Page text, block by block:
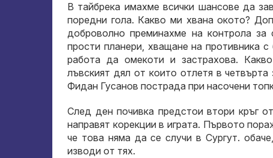
В тайбрека имахме всички шансове да
поредни гола. Какво ми хвана окото?
доброволно преминахме на контрола
прости планери, хващане на противника
работа да омекоти и застрахова.
лъвският дял от които отлетя в
Фидан Гусанов пострада при насочени
След ден почивка предстои втори кръг
направят корекции в играта. Първото
че това няма да се случи в Сургут.
изводи от тях.